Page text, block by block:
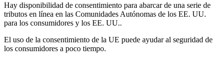
Hay disponibilidad de consentimiento para abarcar de una serie de
tributos en línea en las Comunidades Autónomas de los EE. UU.
para los consumidores y los EE. UU..
El uso de la consentimiento de la UE puede ayudar al seguridad de
los consumidores a poco tiempo.